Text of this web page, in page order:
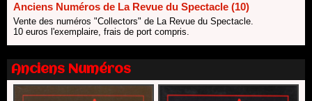
Les 10 lauréats du Fonds Grandes Formes Théâtre 2026
SACD
13/06/2026
direction du Théâtre de Gennevilliers - CDN
13/06/2026
Dispositif SACD Auteurs d'espaces : les lauréats 2026
Anciens Numéros de La Revue du Spectacle (10)
Vente des numéros "Collectors" de La Revue du Spectacle.
10 euros l'exemplaire, frais de port compris.
Anciens Numéros